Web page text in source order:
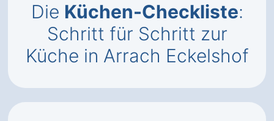
Die Küchen-Checkliste:
Schritt für Schritt zur
Küche in Arrach Eckelshof